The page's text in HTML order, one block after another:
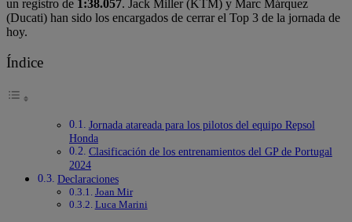
un registro de 1:38.057. Jack Miller (KTM) y Marc Márquez
(Ducati) han sido los encargados de cerrar el Top 3 de la jornada de
hoy.
Índice
Jornada atareada para los pilotos del equipo Repsol
Honda
Clasificación de los entrenamientos del GP de Portugal
2024
Declaraciones
Joan Mir
Luca Marini